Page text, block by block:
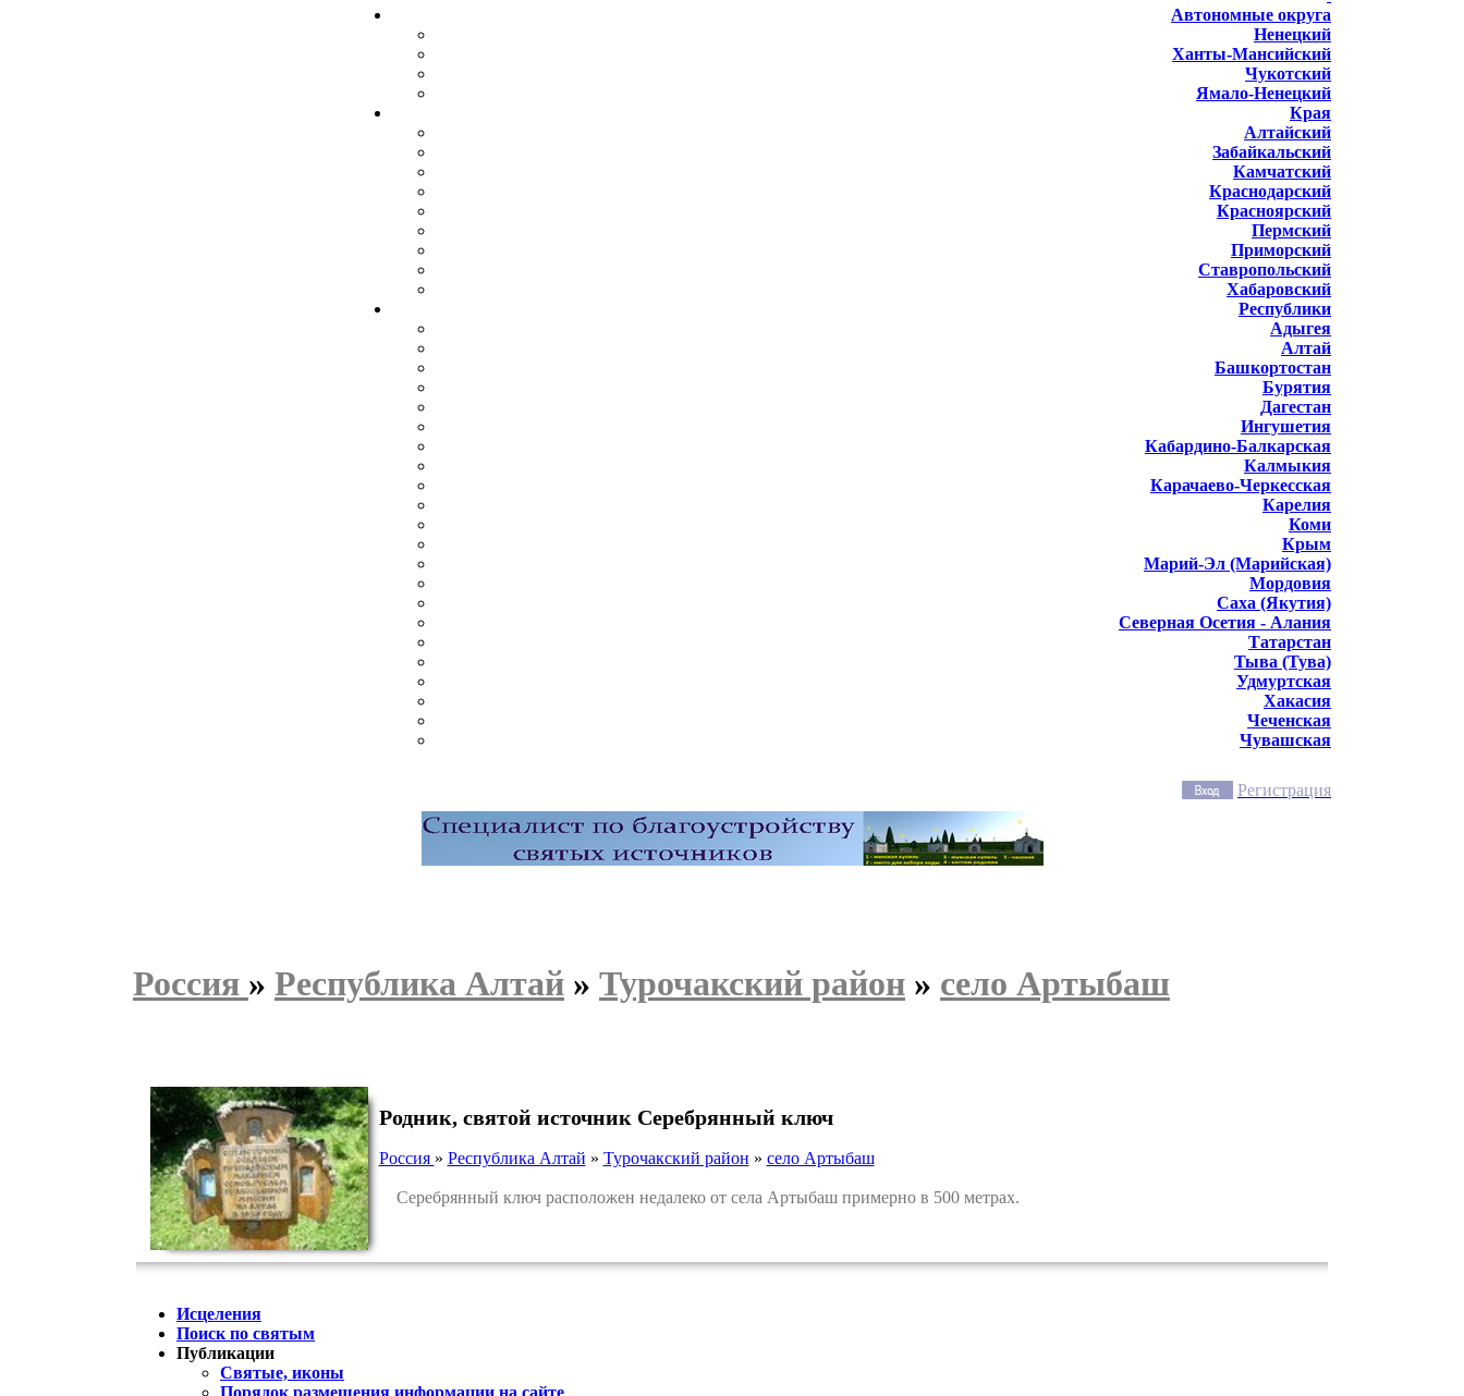
Автономные округа
Ненецкий
Ханты-Мансийский
Чукотский
Ямало-Ненецкий
Края
Алтайский
Забайкальский
Камчатский
Краснодарский
Красноярский
Пермский
Приморский
Ставропольский
Хабаровский
Республики
Адыгея
Алтай
Башкортостан
Бурятия
Дагестан
Ингушетия
Кабардино-Балкарская
Калмыкия
Карачаево-Черкесская
Карелия
Коми
Крым
Марий-Эл (Марийская)
Мордовия
Саха (Якутия)
Северная Осетия - Алания
Татарстан
Тыва (Тува)
Удмуртская
Хакасия
Чеченская
Чувашская
Регистрация
Россия » Республика Алтай » Турочакский район » село Артыбаш
Родник, святой источник Серебрянный ключ
Россия » Республика Алтай » Турочакский район » село Артыбаш
Серебрянный ключ расположен недалеко от села Артыбаш примерно в 500 метрах.
Исцеления
Поиск по святым
Публикации
Святые, иконы